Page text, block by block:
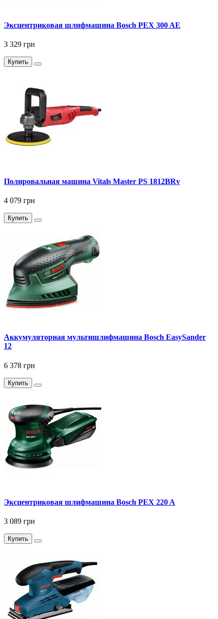
Эксцентриковая шлифмашина Bosch PEX 300 AE
3 329 грн
Купить
Полировальная машина Vitals Master PS 1812BRv
4 079 грн
Купить
Аккумуляторная мультишлифмашина Bosch EasySander
12
6 378 грн
Купить
Эксцентриковая шлифмашина Bosch PEX 220 A
3 089 грн
Купить